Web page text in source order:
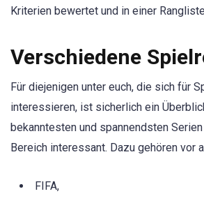
Kriterien bewertet und in einer
Verschiedene
Für diejenigen unter euch, die sich für
interessieren, ist sicherlich ein
bekanntesten und spannendsten
Bereich interessant. Dazu gehören vor
FIFA,